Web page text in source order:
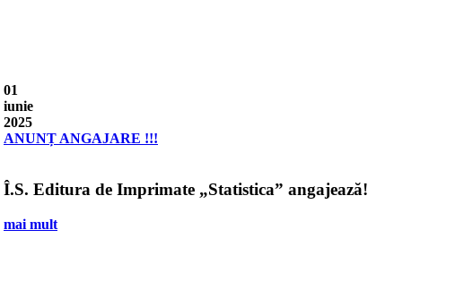
01
iunie
2025
ANUNȚ ANGAJARE !!!
Î.S. Editura de Imprimate „Statistica” angajează!
mai mult